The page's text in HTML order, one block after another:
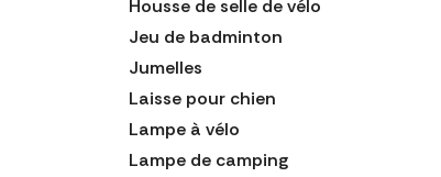
Housse de selle de vélo
Jeu de badminton
Jumelles
Laisse pour chien
Lampe à vélo
Lampe de camping